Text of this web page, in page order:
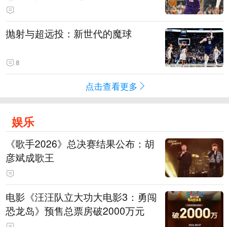
抛射与超远投：新世代的魔球
8
点击查看更多
娱乐
《歌手2026》总决赛结果公布：胡
彦斌成歌王
电影《汪汪队立大功大电影3：勇闯
恐龙岛》预售总票房破2000万元